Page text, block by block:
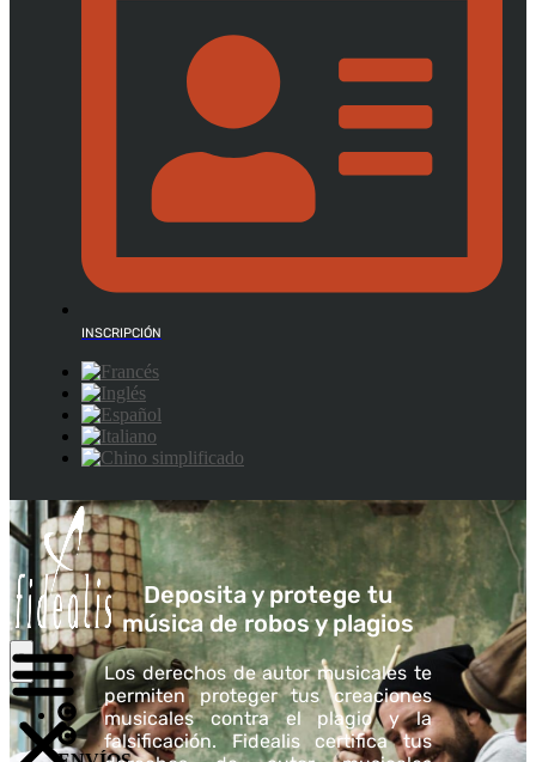
INSCRIPCIÓN
Deposita y protege tu
música de robos y plagios
Los derechos de autor musicales te
permiten proteger tus creaciones
musicales contra el plagio y la
falsificación. Fidealis certifica tus